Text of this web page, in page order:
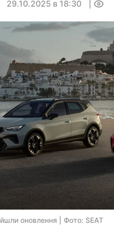
29.10.2025 в 18:30
оновлення | Фото: SEAT